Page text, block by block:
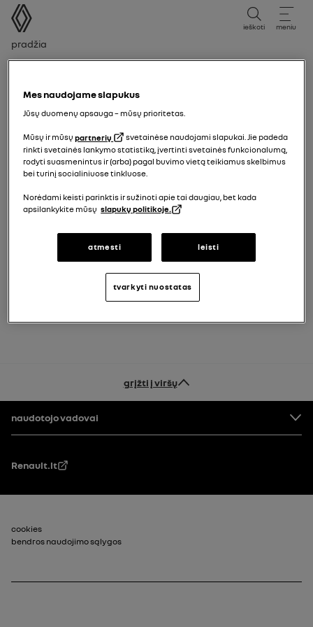
vartotojo vadovas
ieškoti meniu
Naršymo kelias
Pradžia
grįžti į viršų
Priešaky
naudotojo vadovai
Renault.lt
Puslapio poraštė_2
cookies
bendros naudojimo sąlygos
Mes naudojame slapukus
Jūsų duomenų apsauga – mūsų prioritetas.
Mūsų ir mūsųpartnerių
svetainėse naudojami slapukai. Jie padeda
rinkti svetainės lankymo statistiką, įvertinti svetainės funkcionalumą,
rodyti suasmenintus ir (arba) pagal buvimo vietą teikiamus skelbimus
bei turinį socialiniuose tinkluose.
Norėdami keisti parinktis ir sužinoti apie tai daugiau, bet kada
apsilankykite mūsų slapukų politikoje.
atmesti leisti
tvarkyti nuostatas